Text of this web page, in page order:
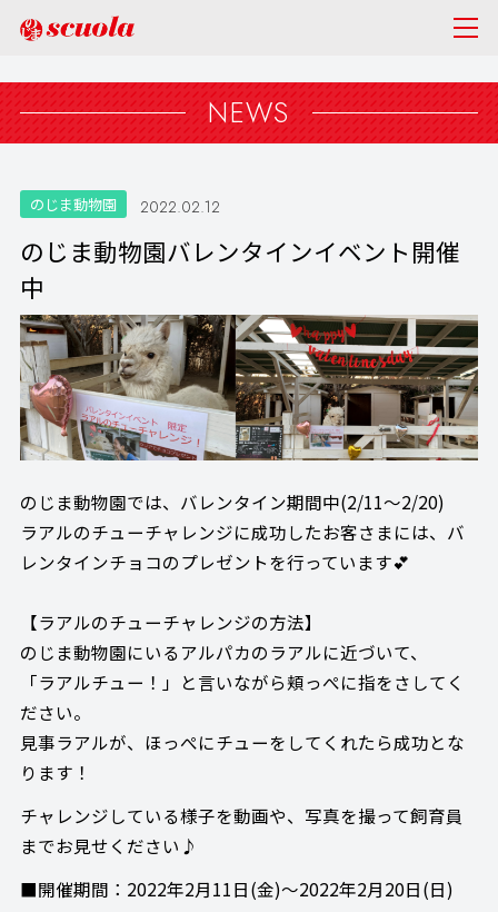
NEWS
のじま動物園 2022.02.12
のじま動物園バレンタインイベント開催
中
のじま動物園では、バレンタイン期間中(2/11～2/20)
ラアルのチューチャレンジに成功したお客さまには、バ
レンタインチョコのプレゼントを行っています💕
【ラアルのチューチャレンジの方法】
のじま動物園にいるアルパカのラアルに近づいて、
「ラアルチュー！」と言いながら頬っぺに指をさしてく
ださい。
見事ラアルが、ほっぺにチューをしてくれたら成功とな
ります！
チャレンジしている様子を動画や、写真を撮って飼育員
までお見せください♪
■開催期間：2022年2月11日(金)～2022年2月20日(日)